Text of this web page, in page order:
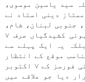
سید یاسین موسوی،
دینی استاد نے
جنوبی لبنان، شام،
یمن، عراق اور ایران میں بڑھتی ہوئی کشیدگیاں صرف ۷
یہ ایک پہلے سے
موقع کے انتظار
میں تھا۔ انہوں نے فلسطینی مزاحمتی فورسز کے ۷ اکتوبر
دیا جو علاقے میں